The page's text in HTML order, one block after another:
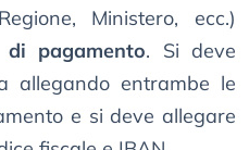
Ministero, ecc.)
pagamento. Si deve
allegando entrambe le
e si deve allegare